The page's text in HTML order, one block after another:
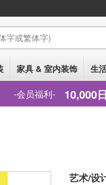
字或繁体字)
家具 & 室内装饰 生
会员福利 10,000
艺术/设